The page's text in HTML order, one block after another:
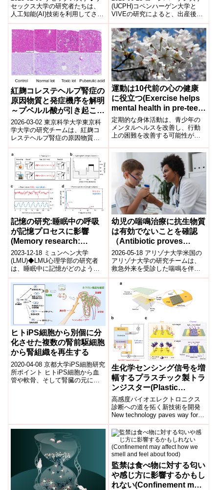
Intelligence to
personalise cancer
patient treatments)
セックス大学の研究者たちは、
人工知能(AI)技術を利用してさま
ざまな種類のがん細胞を分析
し、さまざまな遺伝子依存性を
理解...
in mother groups)
(UCPH)コペンハーゲン大学と
VIVEの研究によると、出産後に
行政が編成する母親グループ内
では、メンタルヘルス問題が
他...
紅麹コレステヘルプ腎症の
原因物質と発症機序を解明
～プベルル酸が引き起こす
ミトコンドリア障害を分子
レベルで実証～
2026-03-02 東京科学大学東京科
学大学の研究チームは、紅麹コ
レステヘルプ腎症の原因物質と
されるプベルル酸の発症機序を
解明した。マウスモデル、ヒト
腎由来初...
運動は10代前の心の健康
に役立つ(Exercise helps
mental health in pre-teen
years)
定期的な身体活動は、青少年の
メンタルヘルスを改善し、行動
上の困難を改善する可能性があ
ています。Regular physical ac...
記憶の研究:睡眠中の呼吸
が記憶プロセスに影響
(Memory research:
breathing in sleep
impacts memory
processes)
2023-12-18 ミュンヘン大学
(LMU)◆LMU心理学部の研究者
は、睡眠中に記憶がどのように
強化されるかを探求し、以前の
研究で睡眠時の脳活動と記憶再
活性化...
幼児の喘鳴治療に抗生物質
は有効でないことを確認
（Antibiotic proves
ineffective in treating
wheezing in young
children in the
emergency room）
2026-05-18 アリゾナ大学米国の
アリゾナ大学の研究チームは、
救急外来を受診した喘鳴を伴う
幼児に対し、抗菌薬アジスロマ
イシンが有効ではないことを示
した。研...
ヒトiPS細胞から別個に分
化させた複数の腎前駆細胞
から腎組織を再生する
2020-04-08 京都大学iPS細胞研究
所ポイント ヒトiPS細胞から血
管や軟骨、そして腎臓の元にな
生化学センシング信号を増
幅するプラスチック製トラ
ンジスター(Plastic
transistor amplifies
biochemical sensing
signal)
高感度バイオエレクトロニクス
診断への道を拓く新技術を開発
New technology paves way for
sensitive bioelectronic...
監禁は食べ物に対する匂い
や感じ方に影響するかもし
れない(Confinement may